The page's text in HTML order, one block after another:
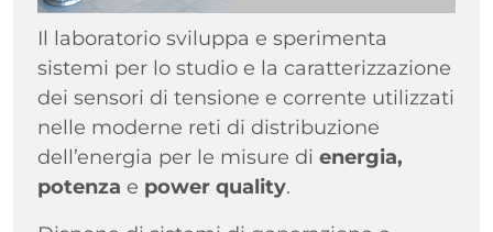
Il laboratorio sviluppa e sperimenta
sistemi per lo studio e la caratterizzazione
dei sensori di tensione e corrente utilizzati
nelle moderne reti di distribuzione
dell’energia per le misure di energia,
potenza e power quality.